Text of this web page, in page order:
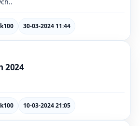
30-03-2024 11:44
2024
10-03-2024 21:05